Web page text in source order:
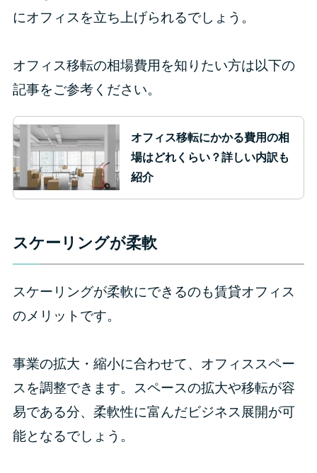
にオフィスを立ち上げられるでしょう。
オフィス移転の相場費用を知りたい方は以下の
記事をご参考ください。
オフィス移転にかかる費用の相
場はどれくらい？詳しい内訳も
紹介
スケーリングが柔軟
スケーリングが柔軟にできるのも賃貸オフィス
のメリットです。
事業の拡大・縮小に合わせて、オフィススペー
スを調整できます。スペースの拡大や移転が容
易である分、柔軟性に富んだビジネス展開が可
能となるでしょう。